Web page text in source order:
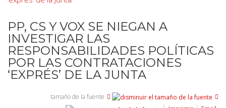
PP, CS Y VOX SE NIEGAN A
INVESTIGAR LAS
RESPONSABILIDADES POLÍTICAS
POR LAS CONTRATACIONES
‘EXPRÉS’ DE LA JUNTA
tamaño de la fuente